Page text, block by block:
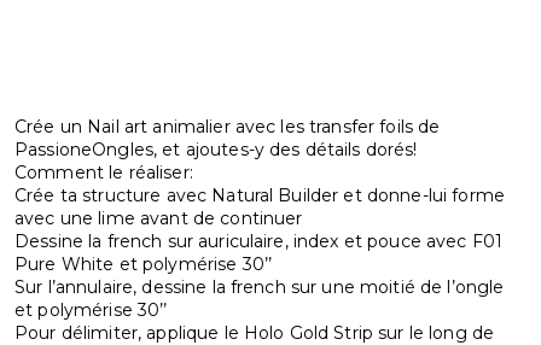
Crée un Nail art animalier avec les transfer foils de
PassioneOngles, et ajoutes-y des détails dorés!
Comment le réaliser:
Crée ta structure avec Natural Builder et donne-lui forme
avec une lime avant de continuer
Dessine la french sur auriculaire, index et pouce avec F01
Pure White et polymérise 30’’
Sur l’annulaire, dessine la french sur une moitié de l’ongle
et polymérise 30’’
Pour délimiter, applique le Holo Gold Strip sur le long de